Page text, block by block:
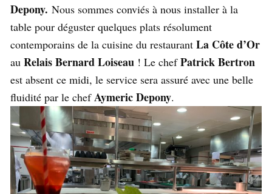
Depony. Nous sommes conviés à nous installer à la
table pour déguster quelques plats résolument
contemporains de la cuisine du restaurant La Côte d’Or
au Relais Bernard Loiseau ! Le chefPatrick Bertron
est absent ce midi, le service sera assuré avec une belle
fluidité par le chefAymeric Depony.